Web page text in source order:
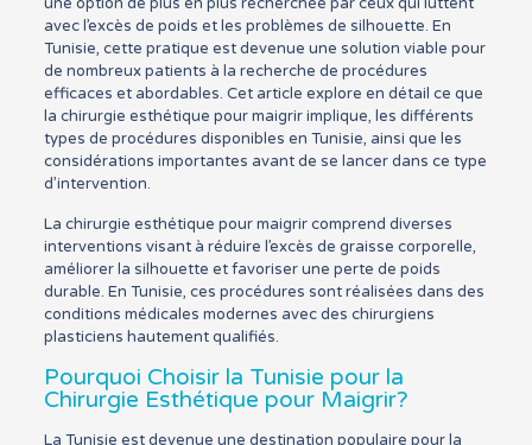
avec l’excès de poids et les problèmes de silhouette. En
Tunisie, cette pratique est devenue une solution viable pour
de nombreux patients à la recherche de procédures
efficaces et abordables. Cet article explore en détail ce que
la chirurgie esthétique pour maigrir implique, les différents
types de procédures disponibles en Tunisie, ainsi que les
considérations importantes avant de se lancer dans ce type
d’intervention.
La chirurgie esthétique pour maigrir comprend diverses
interventions visant à réduire l’excès de graisse corporelle,
améliorer la silhouette et favoriser une perte de poids
durable. En Tunisie, ces procédures sont réalisées dans des
conditions médicales modernes avec des chirurgiens
plasticiens hautement qualifiés.
Pourquoi Choisir la Tunisie pour la
Chirurgie Esthétique pour Maigrir?
La Tunisie est devenue une destination populaire pour la